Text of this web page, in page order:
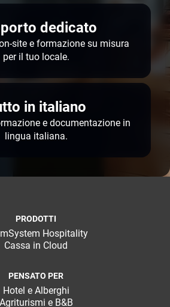
dedicato
site e formazione su misura
per il tuo locale.
in italiano
e documentazione in
lingua italiana.
PRODOTTI
Hospitality
Cassa in Cloud
PENSATO PER
Hotel e Alberghi
Agriturismi e B&B